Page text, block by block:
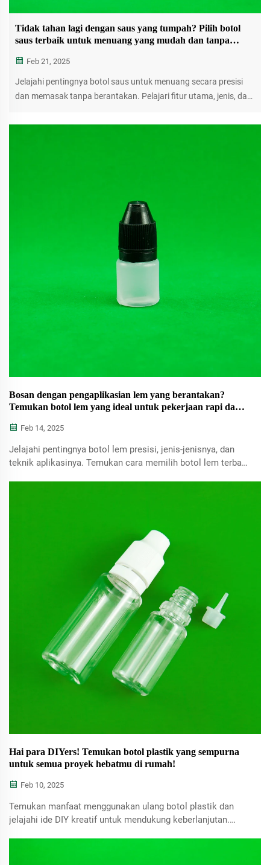
Tidak tahan lagi dengan saus yang tumpah? Pilih botol
saus terbaik untuk menuang yang mudah dan tanpa
Feb 21, 2025
Jelajahi pentingnya botol saus untuk menuang secara presisi
dan memasak tanpa berantakan. Pelajari fitur utama, jenis, dan
Bosan dengan pengaplikasian lem yang berantakan?
Temukan botol lem yang ideal untuk pekerjaan rapi dan
Feb 14, 2025
Jelajahi pentingnya botol lem presisi, jenis-jenisnya, dan
teknik aplikasinya. Temukan cara memilih botol lem terbaik
Hai para DIYers! Temukan botol plastik yang sempurna
untuk semua proyek hebatmu di rumah!
Feb 10, 2025
Temukan manfaat menggunakan ulang botol plastik dan
jelajahi ide DIY kreatif untuk mendukung keberlanjutan.